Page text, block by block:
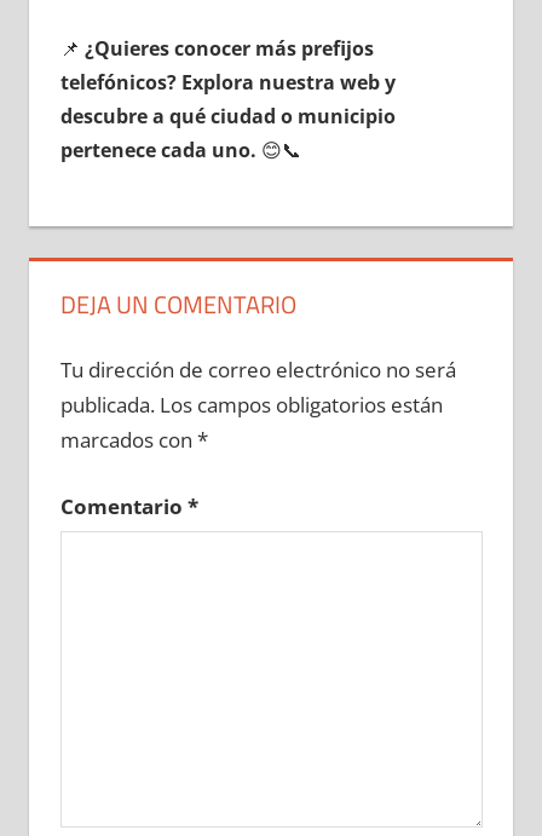
📌 ¿Quieres conocer mа́s prefijos
telefónicos? Explora nuestra web у
descubre а qué ciudad ο municipio
pertenece cada uno. 😊📞
DEJA UN COMENTARIO
Tu dirección de correo electrónico no será
publicada. Los campos obligatorios están
marcados con *
Comentario *